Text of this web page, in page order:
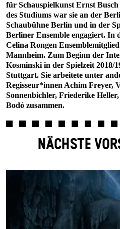
für Schauspielkunst Ernst
des Studiums war sie an der
Schaubühne Berlin und in der
Berliner Ensemble engagiert. In
Celina Rongen
Mannheim. Zum Beginn der
Kosminski in der Spielzeit 2018/
Stuttgart. Sie arbeitete unter
Regisseur*innen Achim Freyer,
Sonnenbichler, Friederike
Bodó zusammen.
NÄCHSTE